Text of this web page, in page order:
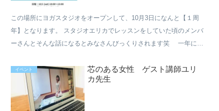
この場所にヨガスタジオをオープンして、10月3日になんと【１周
年】となります。 スタジオエリカでレッスンをしていた頃のメンバ
ーさんとそんな話になるとみなさんびっくりされます笑 一年にな
イベント
芯のある女性 ゲスト講師ユリ
カ先生